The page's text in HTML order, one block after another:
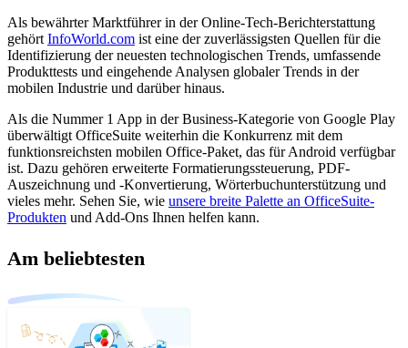
Als bewährter Marktführer in der Online-Tech-Berichterstattung
gehört InfoWorld.com ist eine der zuverlässigsten Quellen für die
Identifizierung der neuesten technologischen Trends, umfassende
Produkttests und eingehende Analysen globaler Trends in der
mobilen Industrie und darüber hinaus.
Als die Nummer 1 App in der Business-Kategorie von Google Play
überwältigt OfficeSuite weiterhin die Konkurrenz mit dem
funktionsreichsten mobilen Office-Paket, das für Android verfügbar
ist. Dazu gehören erweiterte Formatierungssteuerung, PDF-
Auszeichnung und -Konvertierung, Wörterbuchunterstützung und
vieles mehr. Sehen Sie, wie unsere breite Palette an OfficeSuite-
Produkten und Add-Ons Ihnen helfen kann.
Am beliebtesten